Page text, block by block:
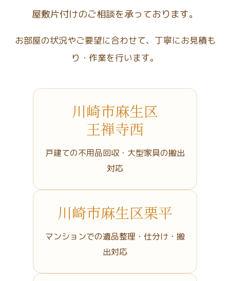
屋敷片付けのご相談を承っております。
お部屋の状況やご要望に合わせて、丁寧にお見積も
り・作業を行います。
川崎市麻生区
王禅寺西
戸建ての不用品回収・大型家具の搬出
対応
川崎市麻生区栗平
マンションでの遺品整理・仕分け・搬
出対応